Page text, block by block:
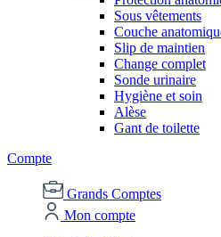
Sous vêtements
Couche
Slip de maintien
Change complet
Sonde urinaire
Hygiène et soin
Alèse
Gant de toilette
Compte
Grands Comptes
Mon compte